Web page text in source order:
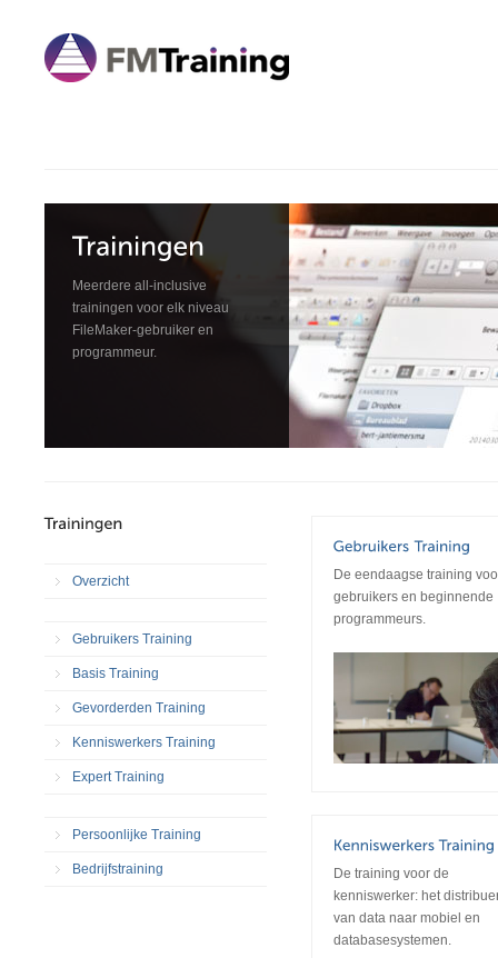
Meerdere all-inclusive
trainingen voor elk niveau
FileMaker-gebruiker en
programmeur.
Overzicht
Gebruikers Training
Basis Training
Gevorderden Training
Kenniswerkers Training
Expert Training
Persoonlijke Training
Bedrijfstraining
De eendaagse training
gebruikers en beginnende
programmeurs.
De training voor de
kenniswerker: het
van data naar mobiel en
databasesystemen.